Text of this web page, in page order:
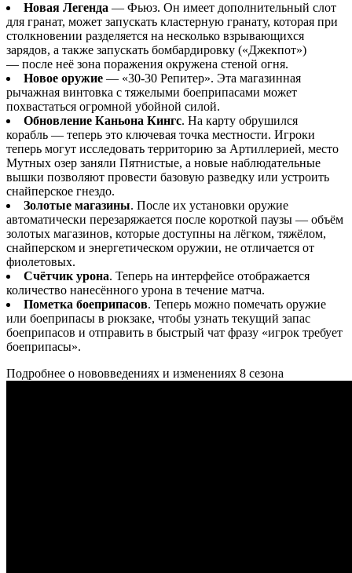
Новая Легенда — Фьюз. Он имеет дополнительный слот
для гранат, может запускать кластерную гранату, которая при
столкновении разделяется на несколько взрывающихся
зарядов, а также запускать бомбардировку («Джекпот»)
— после неё зона поражения окружена стеной огня.
Новое оружие — «30-30 Репитер». Эта магазинная
рычажная винтовка с тяжелыми боеприпасами может
похвастаться огромной убойной силой.
Обновление Каньона Кингс. На карту обрушился
корабль — теперь это ключевая точка местности. Игроки
теперь могут исследовать территорию за Артиллерией, место
Мутных озер заняли Пятнистые, а новые наблюдательные
вышки позволяют провести базовую разведку или устроить
снайперское гнездо.
Золотые магазины. После их установки оружие
автоматически перезаряжается после короткой паузы — объём
золотых магазинов, которые доступны на лёгком, тяжёлом,
снайперском и энергетическом оружии, не отличается от
фиолетовых.
Счётчик урона. Теперь на интерфейсе отображается
количество нанесённого урона в течение матча.
Пометка боеприпасов. Теперь можно помечать оружие
или боеприпасы в рюкзаке, чтобы узнать текущий запас
боеприпасов и отправить в быстрый чат фразу «игрок требует
боеприпасы».
Подробнее о нововведениях и изменениях 8 сезона